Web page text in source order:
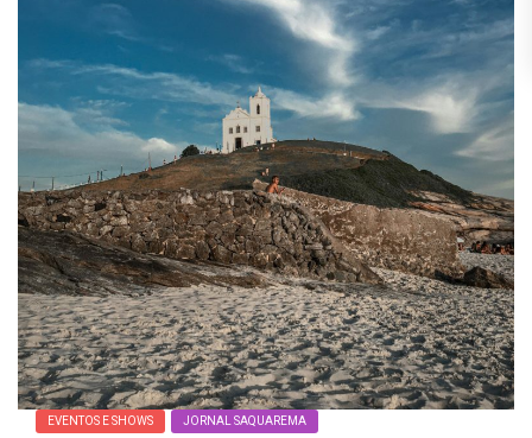
EVENTOS E SHOWS JORNAL SAQUAREMA